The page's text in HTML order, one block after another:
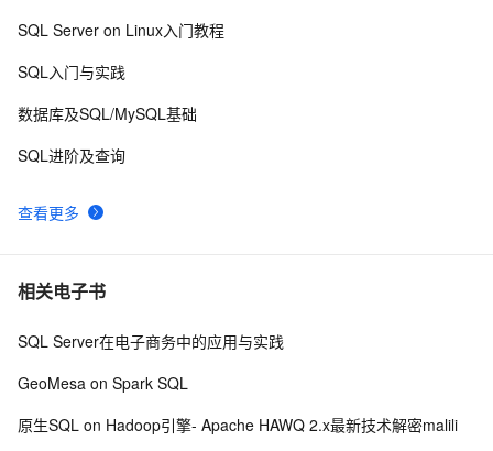
10【C++】std::string 转换成非const类型 char* 的三种方法
查看更多
SQL Server on Linux入门教程
SQL入门与实践
数据库及SQL/MySQL基础
SQL进阶及查询
相关电子书
SQL Server在电子商务中的应用与实践
GeoMesa on Spark SQL
原生SQL on Hadoop引擎- Apache HAWQ 2.x最新技术解密malili